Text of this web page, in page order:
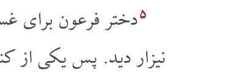
۵دختر فرعون برای
نیزار دید. پس یکی از